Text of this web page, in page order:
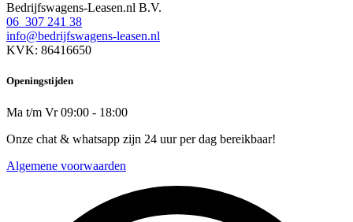
Bedrijfswagens-Leasen.nl B.V.
06 307 241 38
info@bedrijfswagens-leasen.nl
KVK: 86416650
Openingstijden
Ma t/m Vr 09:00 - 18:00
Onze chat & whatsapp zijn 24 uur per dag bereikbaar!
Algemene voorwaarden